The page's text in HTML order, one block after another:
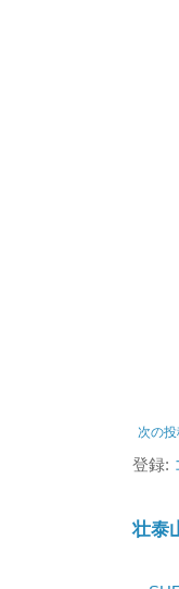
次の
登録:
壮泰